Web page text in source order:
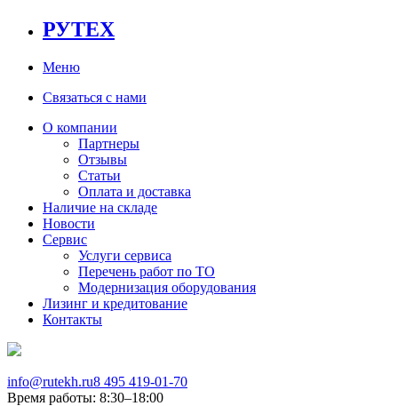
РУТЕХ
Меню
Связаться с нами
О компании
Партнеры
Отзывы
Статьи
Оплата и доставка
Наличие на складе
Новости
Сервис
Услуги сервиса
Перечень работ по ТО
Модернизация оборудования
Лизинг и кредитование
Контакты
info@rutekh.ru8 495 419-01-70
Время работы: 8:30–18:00